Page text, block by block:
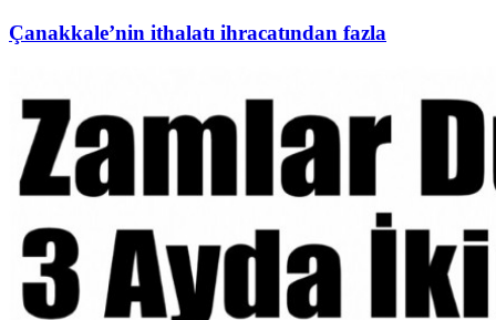
Çanakkale’nin ithalatı ihracatından fazla